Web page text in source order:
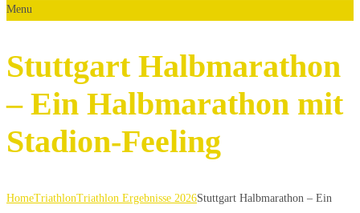
Menu
Stuttgart Halbmarathon
– Ein Halbmarathon mit
Stadion-Feeling
HomeTriathlonTriathlon Ergebnisse 2026Stuttgart Halbmarathon – Ein